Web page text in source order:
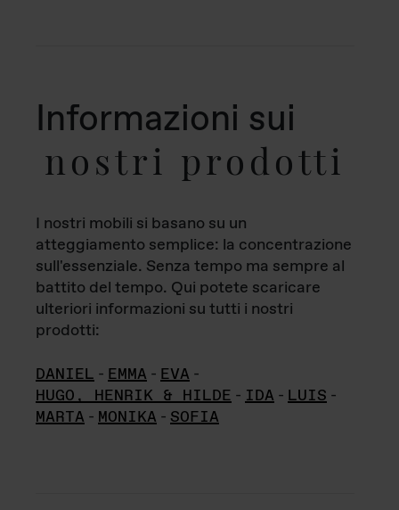
Informazioni sui
nostri prodotti
I nostri mobili si basano su un
atteggiamento semplice: la concentrazione
sull'essenziale. Senza tempo ma sempre al
battito del tempo. Qui potete scaricare
ulteriori informazioni su tutti i nostri
prodotti:
DANIEL - EMMA - EVA -
HUGO, HENRIK & HILDE - IDA - LUIS -
MARTA - MONIKA - SOFIA